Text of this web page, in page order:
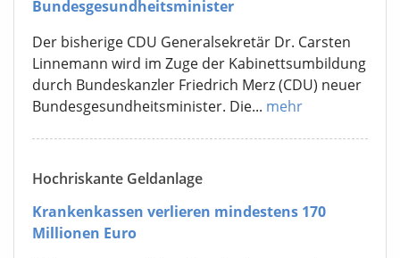
Bundesgesundheitsminister
Der bisherige CDU Generalsekretär Dr. Carsten
Linnemann wird im Zuge der Kabinettsumbildung
durch Bundeskanzler Friedrich Merz (CDU) neuer
Bundesgesundheitsminister. Die... mehr
Hochriskante Geldanlage
Krankenkassen verlieren mindestens 170
Millionen Euro